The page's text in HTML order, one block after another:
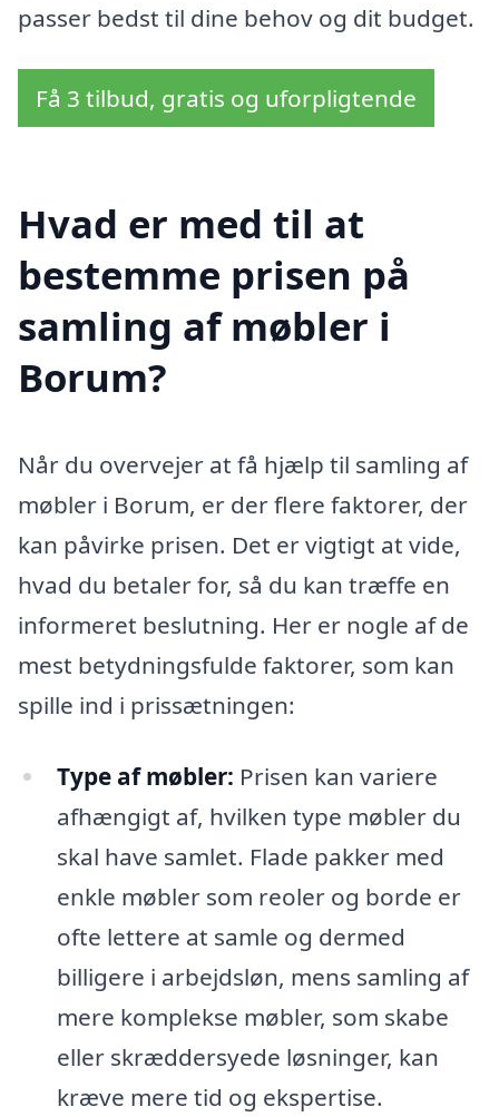
passer bedst til dine behov og dit budget.
Få 3 tilbud, gratis og uforpligtende
Hvad er med til at
bestemme prisen på
samling af møbler i
Borum?
Når du overvejer at få hjælp til samling af
møbler i Borum, er der flere faktorer, der
kan påvirke prisen. Det er vigtigt at vide,
hvad du betaler for, så du kan træffe en
informeret beslutning. Her er nogle af de
mest betydningsfulde faktorer, som kan
spille ind i prissætningen:
Type af møbler: Prisen kan variere
afhængigt af, hvilken type møbler du
skal have samlet. Flade pakker med
enkle møbler som reoler og borde er
ofte lettere at samle og dermed
billigere i arbejdsløn, mens samling af
mere komplekse møbler, som skabe
eller skræddersyede løsninger, kan
kræve mere tid og ekspertise.